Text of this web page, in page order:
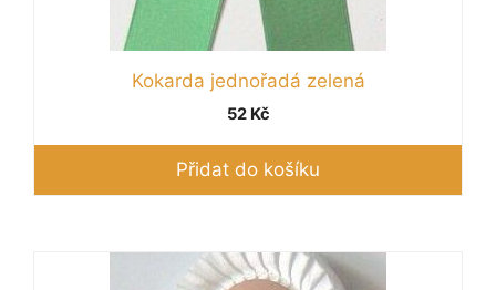
Kokarda jednořadá zelená
52 Kč
Přidat do košíku